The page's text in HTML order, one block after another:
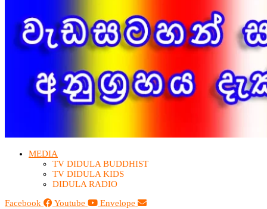
MEDIA
TV DIDULA BUDDHIST​
TV DIDULA KIDS
DIDULA RADIO
Facebook
Youtube Envelope